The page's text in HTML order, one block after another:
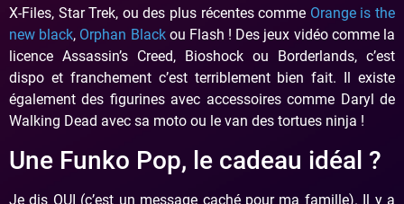
X-Files, Star Trek, ou des plus récentes comme Orange is the
new black, Orphan Blackou Flash ! Des jeux vidéo comme la
licence Assassin’s Creed, Bioshock ou Borderlands, c’est
dispo et franchement c’est terriblement bien fait. Il existe
également des figurines avec accessoires comme Daryl de
Walking Dead avec sa moto ou le van des tortues ninja !
Une Funko Pop, le cadeau idéal ?
Je dis OUI (c’est un message caché pour ma famille). Il y a